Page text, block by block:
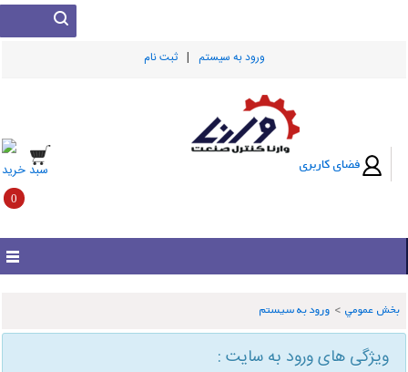
ورود به سيستم| ثبت نام
فضای کاربری سبد خرید
0
بخش عمومي> ورود به سیستم
ویژگی های ورود به سایت :